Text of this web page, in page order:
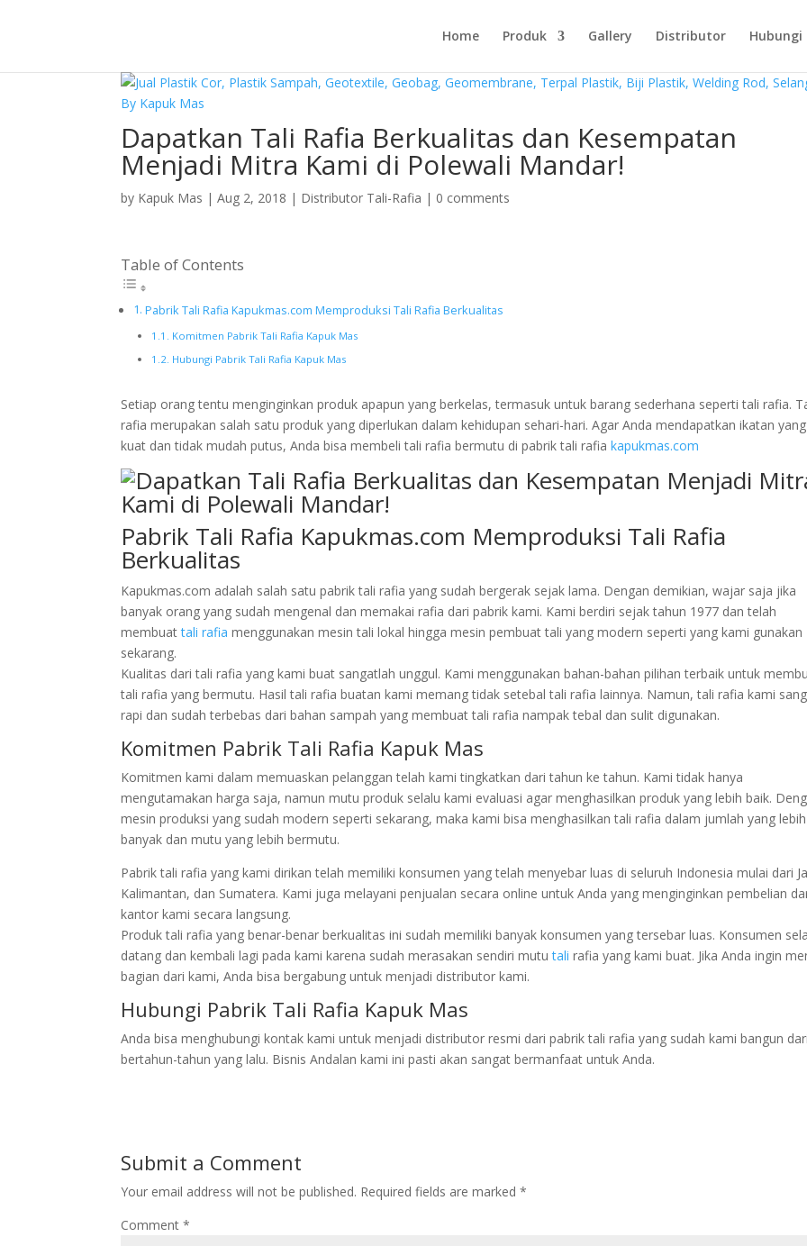
Home Produk Gallery Distributor Hubungi
Dapatkan Tali Rafia Berkualitas dan Kesempatan
Menjadi Mitra Kami di Polewali Mandar!
by Kapuk Mas |Aug 2, 2018 | Distributor Tali-Rafia | 0 comments
Table of Contents
Pabrik Tali Rafia Kapukmas.com Memproduksi Tali Rafia Berkualitas
Komitmen Pabrik Tali Rafia Kapuk Mas
Hubungi Pabrik Tali Rafia Kapuk Mas
Setiap orang tentu menginginkan produk apapun yang berkelas, termasuk untuk barang sederhana seperti tali rafia.
rafia merupakan salah satu produk yang diperlukan dalam kehidupan sehari-hari. Agar Anda mendapatkan ikatan yang
kuat dan tidak mudah putus, Anda bisa membeli tali rafia bermutu di pabrik tali rafiakapukmas.com
Pabrik Tali Rafia Kapukmas.com Memproduksi Tali Rafia
Berkualitas
Kapukmas.com adalah salah satu pabrik tali rafia yang sudah bergerak sejak lama. Dengan demikian, wajar saja jika
banyak orang yang sudah mengenal dan memakai rafia dari pabrik kami. Kami berdiri sejak tahun 1977 dan telah
membuattali rafia menggunakan mesin tali lokal hingga mesin pembuat tali yang modern seperti yang kami gunakan
sekarang.
Kualitas dari tali rafia yang kami buat sangatlah unggul. Kami menggunakan bahan-bahan pilihan terbaik untuk
tali rafia yang bermutu. Hasil tali rafia buatan kami memang tidak setebal tali rafia lainnya. Namun, tali rafia kami
rapi dan sudah terbebas dari bahan sampah yang membuat tali rafia nampak tebal dan sulit digunakan.
Komitmen Pabrik Tali Rafia Kapuk Mas
Komitmen kami dalam memuaskan pelanggan telah kami tingkatkan dari tahun ke tahun. Kami tidak hanya
mengutamakan harga saja, namun mutu produk selalu kami evaluasi agar menghasilkan produk yang lebih baik.
mesin produksi yang sudah modern seperti sekarang, maka kami bisa menghasilkan tali rafia dalam jumlah yang lebih
banyak dan mutu yang lebih bermutu.
Pabrik tali rafia yang kami dirikan telah memiliki konsumen yang telah menyebar luas di seluruh Indonesia mulai dari
Kalimantan, dan Sumatera. Kami juga melayani penjualan secara online untuk Anda yang menginginkan pembelian
kantor kami secara langsung.
Produk tali rafia yang benar-benar berkualitas ini sudah memiliki banyak konsumen yang tersebar luas. Konsumen
datang dan kembali lagi pada kami karena sudah merasakan sendiri mututali rafia yang kami buat. Jika Anda ingin
bagian dari kami, Anda bisa bergabung untuk menjadi distributor kami.
Hubungi Pabrik Tali Rafia Kapuk Mas
Anda bisa menghubungi kontak kami untuk menjadi distributor resmi dari pabrik tali rafia yang sudah kami bangun dari
bertahun-tahun yang lalu. Bisnis Andalan kami ini pasti akan sangat bermanfaat untuk Anda.
Submit a Comment
Your email address will not be published. Required fields are marked*
Comment*